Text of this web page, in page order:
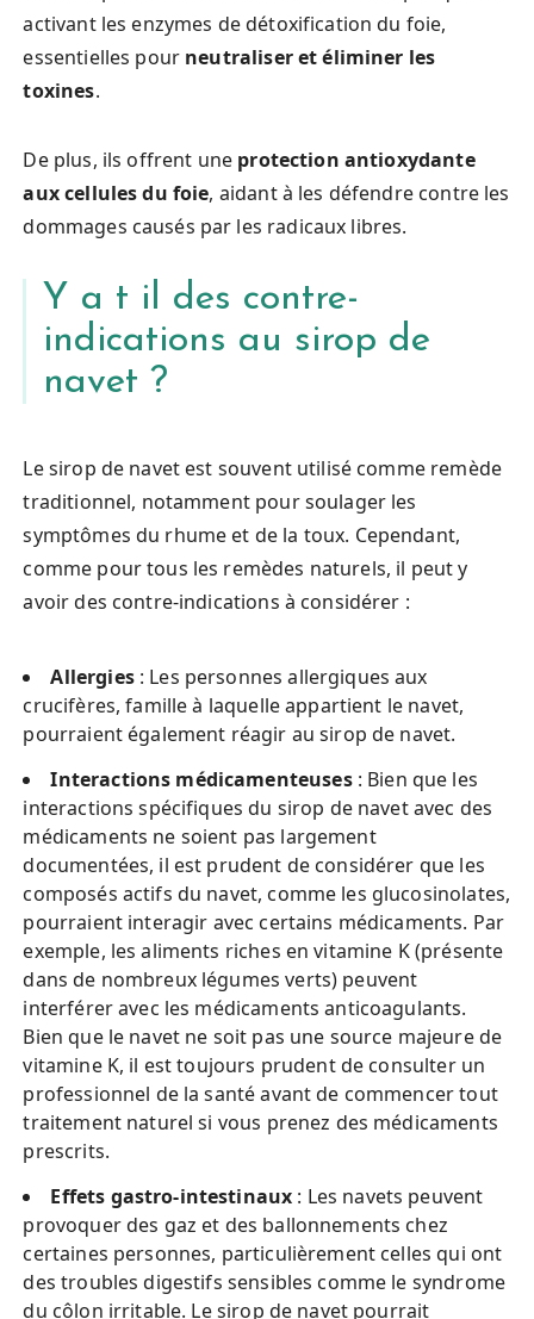
activant les enzymes de détoxification du foie,
essentielles pour neutraliser et éliminer les
toxines.
De plus, ils offrent une protection antioxydante
aux cellules du foie, aidant à les défendre contre les
dommages causés par les radicaux libres.
Y a t il des contre-
indications au sirop de
navet ?
Le sirop de navet est souvent utilisé comme remède
traditionnel, notamment pour soulager les
symptômes du rhume et de la toux. Cependant,
comme pour tous les remèdes naturels, il peut y
avoir des contre-indications à considérer :
Allergies: Les personnes allergiques aux
crucifères, famille à laquelle appartient le navet,
pourraient également réagir au sirop de navet.
Interactions médicamenteuses: Bien que les
interactions spécifiques du sirop de navet avec des
médicaments ne soient pas largement
documentées, il est prudent de considérer que les
composés actifs du navet, comme les glucosinolates,
pourraient interagir avec certains médicaments. Par
exemple, les aliments riches en vitamine K (présente
dans de nombreux légumes verts) peuvent
interférer avec les médicaments anticoagulants.
Bien que le navet ne soit pas une source majeure de
vitamine K, il est toujours prudent de consulter un
professionnel de la santé avant de commencer tout
traitement naturel si vous prenez des médicaments
prescrits.
Effets gastro-intestinaux : Les navets peuvent
provoquer des gaz et des ballonnements chez
certaines personnes, particulièrement celles qui ont
des troubles digestifs sensibles comme le syndrome
du côlon irritable. Le sirop de navet pourrait